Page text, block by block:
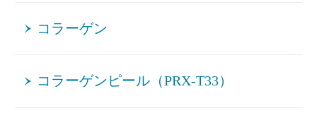
コラーゲン
コラーゲンピール（PRX-T33）